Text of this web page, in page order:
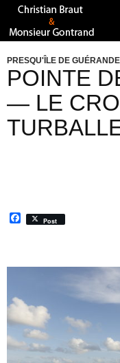
Recherche
AU
PRESQU'ÎLE DE GUÉRANDE
POINTE
— LE
F
a
Post